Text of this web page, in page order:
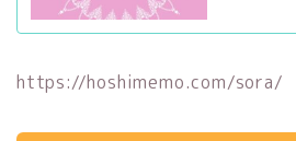
https://hoshimemo.com/sora/